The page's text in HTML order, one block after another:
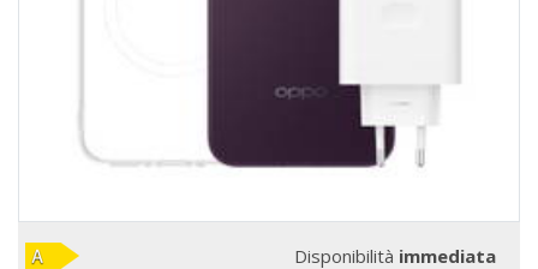
Disponibilità immediata